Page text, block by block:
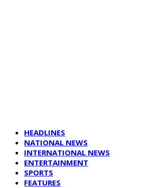
HEADLINES
NATIONAL NEWS
INTERNATIONAL NEWS
ENTERTAINMENT
SPORTS
FEATURES